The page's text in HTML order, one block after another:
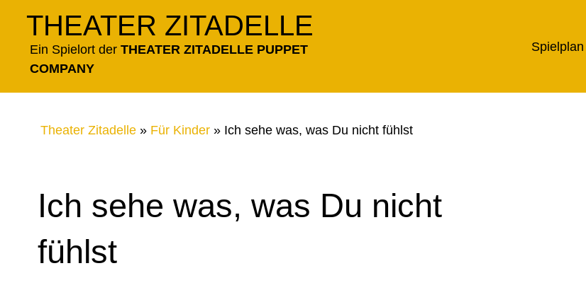
springen
THEATER ZITADELLE
Ein Spielort der THEATER ZITADELLE PUPPET
COMPANY
Spielplan
Theater Zitadelle » Für Kinder » Ich sehe was, was Du nicht fühlst
Ich sehe was, was Du nicht
fühlst